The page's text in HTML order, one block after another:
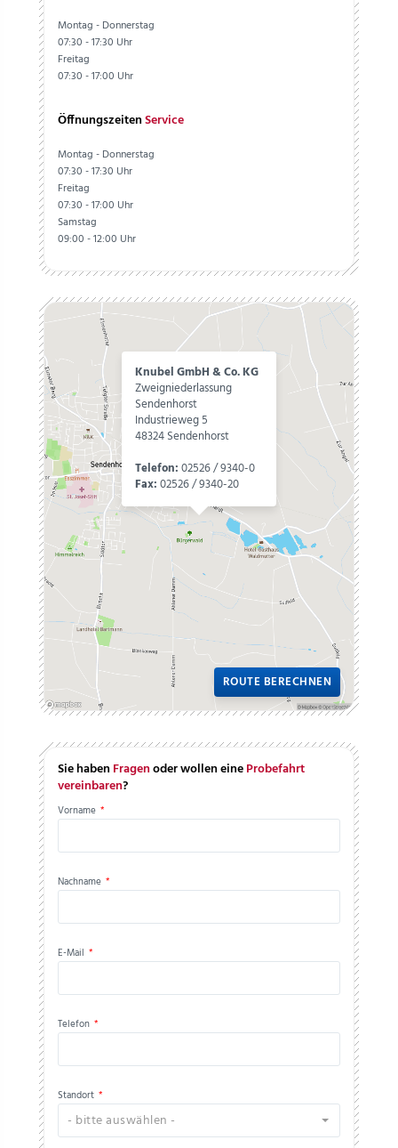
Montag - Donnerstag
07:30 - 17:30 Uhr
Freitag
07:30 - 17:00 Uhr
ÖffnungszeitenService
Montag - Donnerstag
07:30 - 17:30 Uhr
Freitag
07:30 - 17:00 Uhr
Samstag
09:00 - 12:00 Uhr
Knubel GmbH & Co. KG
Zweigniederlassung
Sendenhorst
Industrieweg 5
48324 Sendenhorst
Telefon:02526 / 9340-0
Fax:02526 / 9340-20
ROUTE BERECHNEN
Sie haben Fragenoder wollen eineProbefahrt
vereinbaren?
Vorname *
Nachname *
E-Mail *
Telefon *
Standort *
- bitte auswählen -